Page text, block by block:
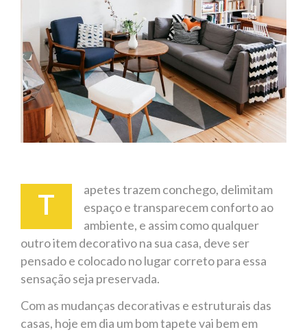
T
apetes trazem conchego, delimitam
espaço e transparecem conforto ao
ambiente, e assim como qualquer
outro item decorativo na sua casa, deve ser
pensado e colocado no lugar correto para essa
sensação seja preservada.
Com as mudanças decorativas e estruturais das
casas, hoje em dia um bom tapete vai bem em